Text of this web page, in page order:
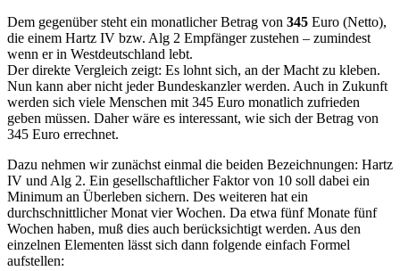
Dem gegenüber steht ein monatlicher Betrag von 345 Euro (Netto),
die einem Hartz IV bzw. Alg 2 Empfänger zustehen – zumindest
wenn er in Westdeutschland lebt.
Der direkte Vergleich zeigt: Es lohnt sich, an der Macht zu kleben.
Nun kann aber nicht jeder Bundeskanzler werden. Auch in Zukunft
werden sich viele Menschen mit 345 Euro monatlich zufrieden
geben müssen. Daher wäre es interessant, wie sich der Betrag von
345 Euro errechnet.
Dazu nehmen wir zunächst einmal die beiden Bezeichnungen: Hartz
IV und Alg 2. Ein gesellschaftlicher Faktor von 10 soll dabei ein
Minimum an Überleben sichern. Des weiteren hat ein
durchschnittlicher Monat vier Wochen. Da etwa fünf Monate fünf
Wochen haben, muß dies auch berücksichtigt werden. Aus den
einzelnen Elementen lässt sich dann folgende einfach Formel
aufstellen: